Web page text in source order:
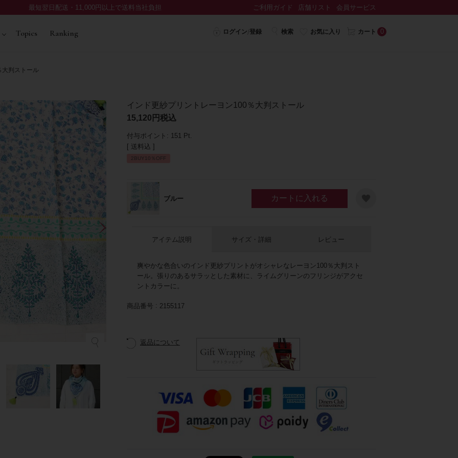
最短翌日配送・11,000円以上で送料当社負担 ご利用ガイド 店舗リスト 会員サービス
Topics Ranking ログイン/登録 検索 お気に入り カート 0
判ストール
インド更紗プリントレーヨン100％大判ストール
15,120
税込
付与ポイント: 151 Pt.
送料込
2BUY10％OFF
ブルー カートに入れる
アイテム説明
爽やかな色合いのインド更紗プリントがオシャレなレーヨン100％大判スト
ール。張りのあるサラッとした素材に、ライムグリーンのフリンジがアクセ
ントカラーに。
サイズ・詳細 レビュー
商品番号 2155117
返品について